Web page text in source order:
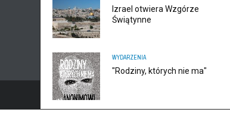
Izrael otwiera Wzgórze
Świątynne
WYDARZENIA
"Rodziny, których nie ma"